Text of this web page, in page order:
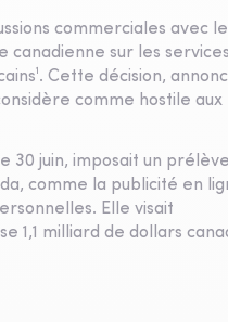
commerciales avec le
canadienne sur les services
Cette décision,
comme hostile aux
30 juin, imposait un
comme la publicité en
Elle visait
1,1 milliard de dollars